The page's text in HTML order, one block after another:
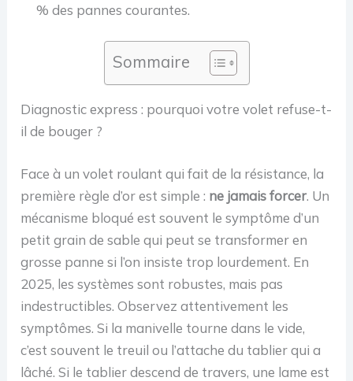
% des pannes courantes.
Sommaire
Diagnostic express : pourquoi votre volet refuse-t-
il de bouger ?
Face à un volet roulant qui fait de la résistance, la
première règle d’or est simple : ne jamais forcer. Un
mécanisme bloqué est souvent le symptôme d’un
petit grain de sable qui peut se transformer en
grosse panne si l’on insiste trop lourdement. En
2025, les systèmes sont robustes, mais pas
indestructibles. Observez attentivement les
symptômes. Si la manivelle tourne dans le vide,
c’est souvent le treuil ou l’attache du tablier qui a
lâché. Si le tablier descend de travers, une lame est